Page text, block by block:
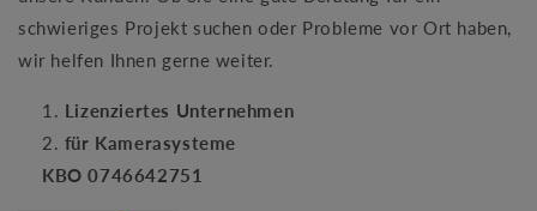
schwieriges Projekt suchen oder Probleme vor Ort haben,
wir helfen Ihnen gerne weiter.
Lizenziertes Unternehmen
für Kamerasysteme
KBO 0746642751